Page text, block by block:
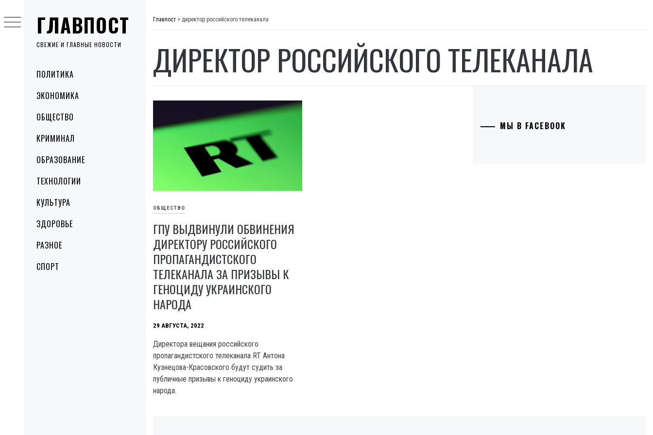
ГЛАВПОСТ
СВЕЖИЕ И ГЛАВНЫЕ НОВОСТИ
MenuПОЛИТИКА
ЭКОНОМИКА
ОБЩЕСТВО
КРИМИНАЛ
ОБРАЗОВАНИЕ
ТЕХНОЛОГИИ
КУЛЬТУРА
ЗДОРОВЬЕ
РАЗНОЕ
СПОРТ
to
content
Главпост > директор российского телеканала
ДИРЕКТОР РОССИЙСКОГО ТЕЛЕКАНАЛА
ОБЩЕСТВО
ГПУ ВЫДВИНУЛИ ОБВИНЕНИЯ
ДИРЕКТОРУ РОССИЙСКОГО
ПРОПАГАНДИСТСКОГО
ТЕЛЕКАНАЛА ЗА ПРИЗЫВЫ К
ГЕНОЦИДУ УКРАИНСКОГО
НАРОДА
29 АВГУСТА, 2022
Директора вещания российского
пропагандистского телеканала RT Антона
Кузнецова-Красовского будут судить за
публичные призывы к геноциду украинского
народа.
МЫ В FACEBOOK